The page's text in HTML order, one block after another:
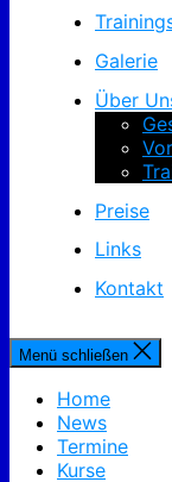
Galerie
Über
Preise
Links
Kontakt
Menü schließen
Home
News
Termine
Kurse